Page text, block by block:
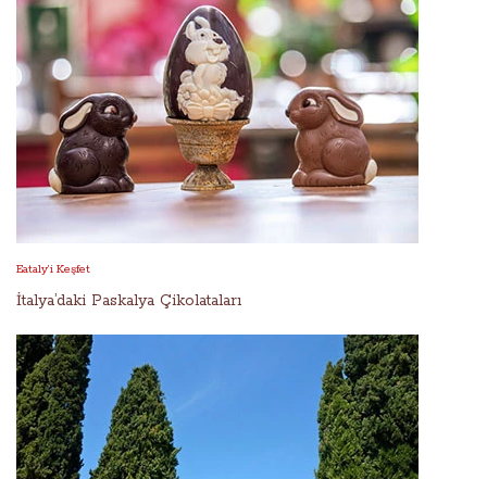
Eataly’i Keşfet
İtalya’daki Paskalya Çikolataları